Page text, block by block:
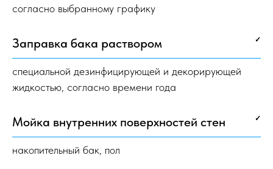
согласно выбранному графику
Заправка бака раствором ✓
специальной дезинфицирующей и декорирующей
жидкостью, согласно времени года
Мойка внутренних поверхностей стен ✓
накопительный бак, пол